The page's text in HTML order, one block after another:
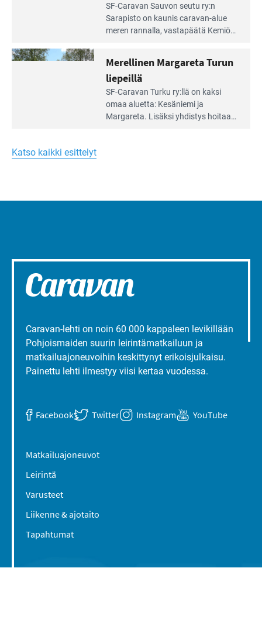
huomioivaa
yhteisöllisyyttä
SF-Caravan Sauvon seutu ry:n
Sarapisto on kaunis caravan-alue
meren rannalla, vasta­päätä Kemiön
kymmenen paikkaa ilman sähköä.
Turun
liepeillä
Merellinen Margareta Turun
liepeillä
SF-Caravan Turku ry:llä on kaksi
omaa aluet­ta: Kesäniemi ja
Margareta. Lisäksi yhdis­tys hoitaa
Katso kaikki esittelyt
Caravan-lehti on noin 60 000 kappaleen levikillään
Pohjoismaiden suurin leirintämatkailuun ja
matkailuajoneuvoihin keskittynyt erikoisjulkaisu.
Painettu lehti ilmestyy viisi kertaa vuodessa.
Facebook Twitter Instagram YouTube
Matkailuajoneuvot
Leirintä
Varusteet
Liikenne & ajotaito
Tapahtumat